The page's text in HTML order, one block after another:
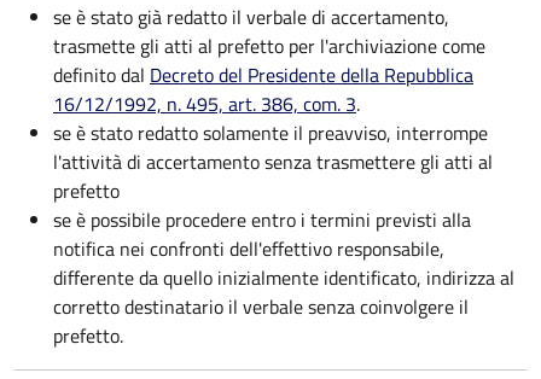
se è stato già redatto il verbale di accertamento,
trasmette gli atti al prefetto per l'archiviazione come
definito dal Decreto del Presidente della Repubblica
16/12/1992, n. 495, art. 386, com. 3.
se è stato redatto solamente il preavviso, interrompe
l'attività di accertamento senza trasmettere gli atti al
prefetto
se è possibile procedere entro i termini previsti alla
notifica nei confronti dell'effettivo responsabile,
differente da quello inizialmente identificato, indirizza al
corretto destinatario il verbale senza coinvolgere il
prefetto.